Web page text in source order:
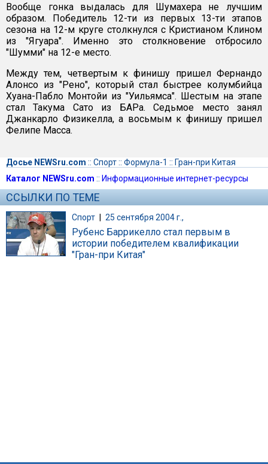
Вообще гонка выдалась для Шумахера не лучшим
образом. Победитель 12-ти из первых 13-ти этапов
сезона на 12-м круге столкнулся с Кристианом Клином
из "Ягуара". Именно это столкновение отбросило
"Шумми" на 12-е место.
Между тем, четвертым к финишу пришел Фернандо
Алонсо из "Рено", который стал быстрее колумбийца
Хуана-Пабло Монтойи из "Уильямса". Шестым на этапе
стал Такума Сато из БАРа. Седьмое место занял
Джанкарло Физикелла, а восьмым к финишу пришел
Фелипе Масса.
Досье NEWSru.com :: Спорт:: Формула-1 :: Гран-при Китая
Каталог NEWSru.com :: Информационные интернет-ресурсы
ССЫЛКИ ПО ТЕМЕ
Спорт | 25 сентября 2004 г.,
Рубенс Баррикелло стал первым в
истории победителем квалификации
"Гран-при Китая"